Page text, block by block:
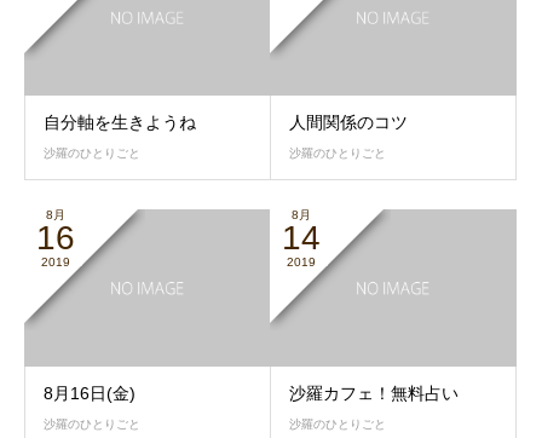
自分軸を生きようね
沙羅のひとりごと
人間関係のコツ
沙羅のひとりごと
8月
16
2019
8月16日(金)
沙羅のひとりごと
8月
14
2019
沙羅カフェ！無料占い
沙羅のひとりごと